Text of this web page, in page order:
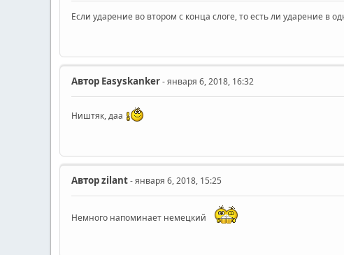
Если ударение во втором с конца слоге, то есть ли ударение в
Автор Easyskanker- января 6, 2018, 16:32
Ништяк, даа
Авторzilant- января 6, 2018, 15:25
Немного напоминает немецкий